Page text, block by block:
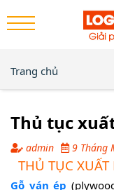
Trang chủ
Thủ tục
admin 9 Tháng
THỦ TỤC
Gỗ ván ép